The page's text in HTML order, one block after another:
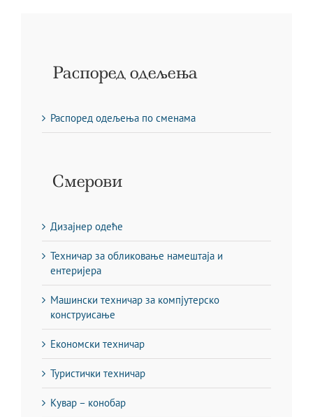
Распоред одељења
Распоред одељења по сменама
Смерови
Дизајнер одеће
Техничар за обликовање намештаја и
ентеријера
Машински техничар за компјутерско
конструисање
Економски техничар
Туристички техничар
Кувар – конобар